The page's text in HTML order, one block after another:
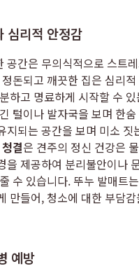
심리적 안정감
공간은 무의식적으로 스트
돈되고 깨끗한 집은 심리
하고 명료하게 시작할 수
털이나 발자국을 보며 한
지되는 공간을 보며 미소 짓
결은 견주의 정신 건강은
을 제공하여 분리불안이나
수 있습니다. 뚜누 발매트
만들어, 청소에 대한 부담
예방